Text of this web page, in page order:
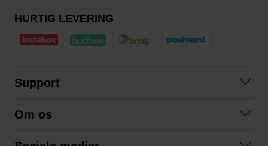
HURTIG LEVERING
Support
Betingelser
Om os